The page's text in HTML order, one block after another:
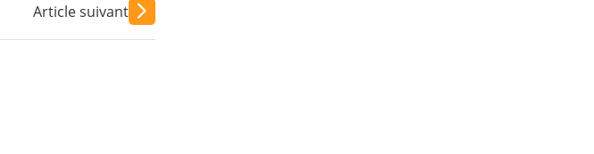
Article suivant